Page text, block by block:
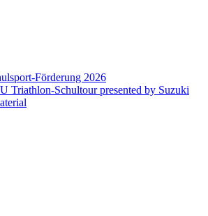
Förderung 2026
Triathlon-Schultour presented by Suzuki